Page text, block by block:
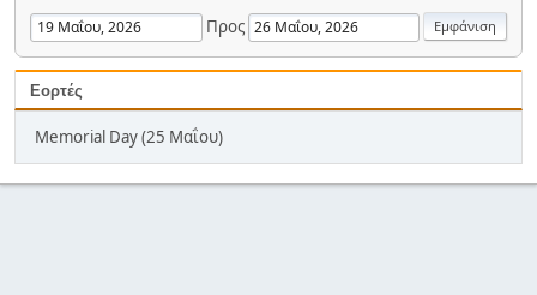
Προς
Εορτές
Memorial Day (25 Μαΐου)